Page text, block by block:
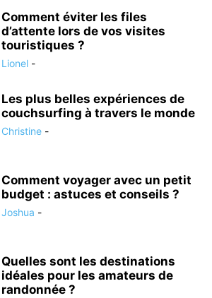
Comment éviter les files
d’attente lors de vos visites
touristiques ?
Lionel -
Les plus belles expériences de
couchsurfing à travers le monde
Christine -
Comment voyager avec un petit
budget : astuces et conseils ?
Joshua -
Quelles sont les destinations
idéales pour les amateurs de
randonnée ?